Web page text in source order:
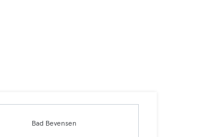
Bad Bevensen